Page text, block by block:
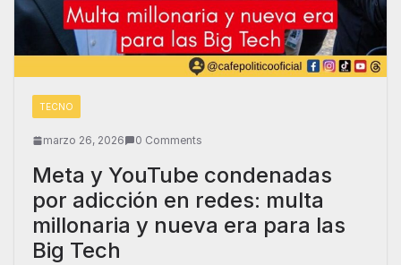
TECNO
marzo 26, 2026 0 Comments
Meta y YouTube condenadas
por adicción en redes: multa
millonaria y nueva era para las
Big Tech